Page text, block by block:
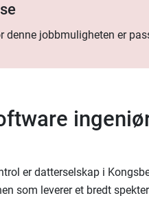
denne jobbmuligheten er
er datterselskap i
som leverer et bredt